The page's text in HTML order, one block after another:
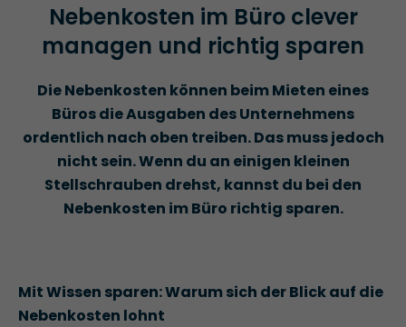
Nebenkosten im Büro clever
managen und richtig sparen
Die Nebenkosten können beim Mieten eines
Büros die Ausgaben des Unternehmens
ordentlich nach oben treiben. Das muss jedoch
nicht sein. Wenn du an einigen kleinen
Stellschrauben drehst, kannst du bei den
Nebenkosten im Büro richtig sparen.
Mit Wissen sparen: Warum sich der Blick auf die
Nebenkosten lohnt